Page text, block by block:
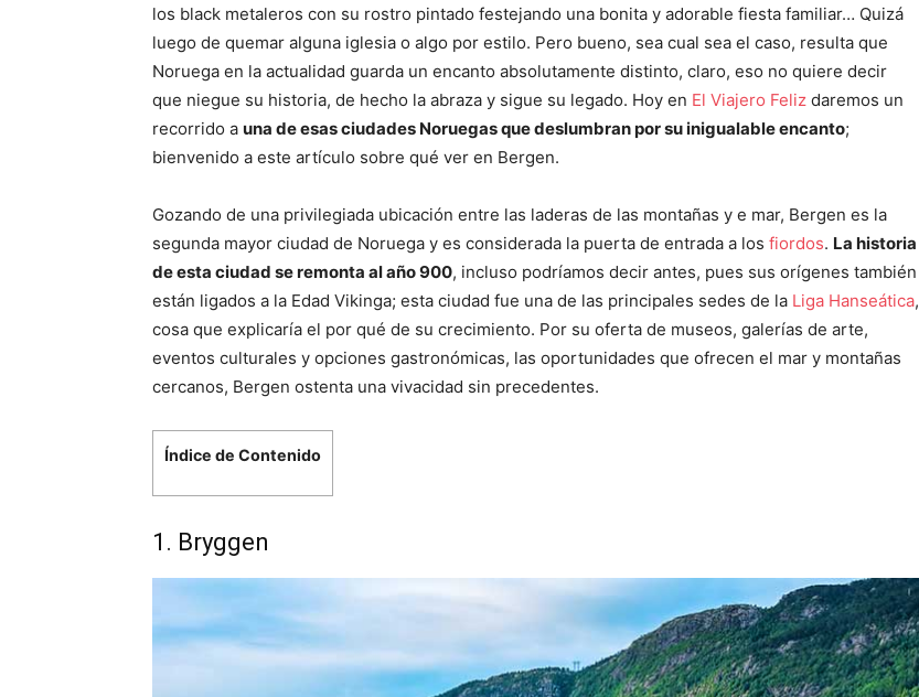
los black metaleros con su rostro pintado festejando una bonita y adorable fiesta familiar… Quizá
luego de quemar alguna iglesia o algo por estilo. Pero bueno, sea cual sea el caso, resulta que
Noruega en la actualidad guarda un encanto absolutamente distinto, claro, eso no quiere decir
que niegue su historia, de hecho la abraza y sigue su legado. Hoy en El Viajero Feliz daremos un
recorrido a una de esas ciudades Noruegas que deslumbran por su inigualable encanto;
bienvenido a este artículo sobre qué ver en Bergen.
Gozando de una privilegiada ubicación entre las laderas de las montañas y e mar, Bergen es la
segunda mayor ciudad de Noruega y es considerada la puerta de entrada a los fiordos. La historia
de esta ciudad se remonta al año 900, incluso podríamos decir antes, pues sus orígenes también
están ligados a la Edad Vikinga; esta ciudad fue una de las principales sedes de la Liga Hanseática,
cosa que explicaría el por qué de su crecimiento. Por su oferta de museos, galerías de arte,
eventos culturales y opciones gastronómicas, las oportunidades que ofrecen el mar y montañas
cercanos, Bergen ostenta una vivacidad sin precedentes.
Índice de Contenido
1. Bryggen